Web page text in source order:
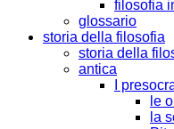
filosofia
glossario
storia della filosofia
storia della
antica
I
le
la